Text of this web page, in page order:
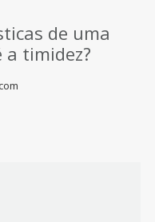
de uma
a timidez?